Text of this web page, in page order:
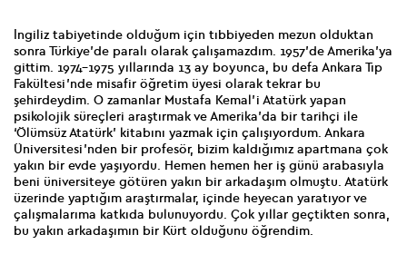
İngiliz tabiyetinde olduğum için tıbbiyeden mezun olduktan
sonra Türkiye’de paralı olarak çalışamazdım. 1957’de Amerika’ya
gittim. 1974-1975 yıllarında 13 ay boyunca, bu defa Ankara Tıp
Fakültesi’nde misafir öğretim üyesi olarak tekrar bu
şehirdeydim. O zamanlar Mustafa Kemal’i Atatürk yapan
psikolojik süreçleri araştırmak ve Amerika’da bir tarihçi ile
‘Ölümsüz Atatürk’ kitabını yazmak için çalışıyordum. Ankara
Üniversitesi’nden bir profesör, bizim kaldığımız apartmana çok
yakın bir evde yaşıyordu. Hemen hemen her iş günü arabasıyla
beni üniversiteye götüren yakın bir arkadaşım olmuştu. Atatürk
üzerinde yaptığım araştırmalar, içinde heyecan yaratıyor ve
çalışmalarıma katkıda bulunuyordu. Çok yıllar geçtikten sonra,
bu yakın arkadaşımın bir Kürt olduğunu öğrendim.